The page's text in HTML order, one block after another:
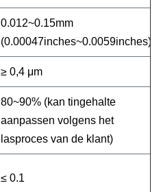
0.012~0.15mm
(0.00047inches~0.0059inches)
≥ 0,4 μm
80~90% (kan tingehalte
aanpassen volgens het
lasproces van de klant)
≤ 0.1